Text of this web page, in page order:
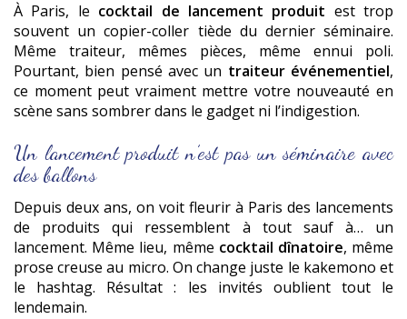
À Paris, le cocktail de lancement produit est trop
souvent un copier-coller tiède du dernier séminaire.
Même traiteur, mêmes pièces, même ennui poli.
Pourtant, bien pensé avec un traiteur événementiel,
ce moment peut vraiment mettre votre nouveauté en
scène sans sombrer dans le gadget ni l’indigestion.
Un lancement produit n’est pas un séminaire avec
des ballons
Depuis deux ans, on voit fleurir à Paris des lancements
de produits qui ressemblent à tout sauf à… un
lancement. Même lieu, même cocktail dînatoire, même
prose creuse au micro. On change juste le kakemono et
le hashtag. Résultat : les invités oublient tout le
lendemain.